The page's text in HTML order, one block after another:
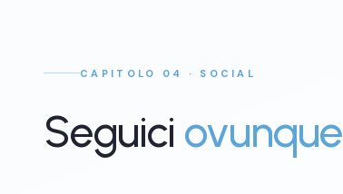
CAPITOLO 04 · SOCIAL
Seguici ovunque